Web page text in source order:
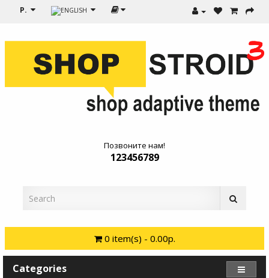
Р.
Позвоните нам!
123456789
0 item(s) - 0.00р.
Categories